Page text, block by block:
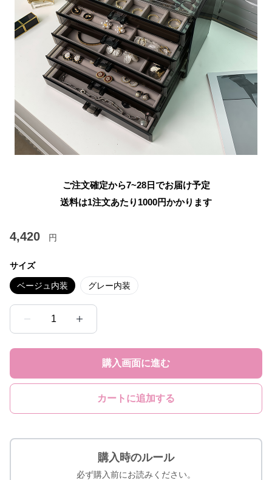
ご注文確定から7~28日でお届け予定
送料は1注文あたり 1000円かかります
4,420 円
サイズ
ベージュ内装 グレー内装
1
購入画面に進む
カートに追加する
購入時のルール
必ず購入前にお読みください。